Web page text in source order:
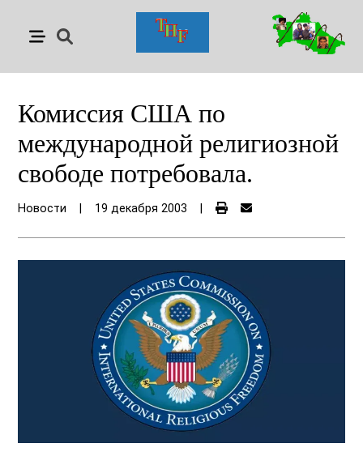
Комиссия США по
международной религиозной
свободе потребовала.
Новости 19 декабря 2003